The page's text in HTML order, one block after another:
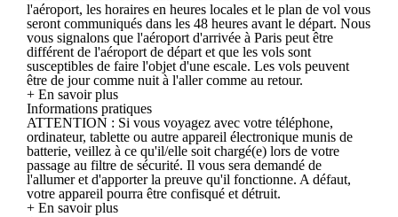
l'aéroport, les horaires en heures locales et le plan de vol vous
seront communiqués dans les 48 heures avant le départ. Nous
vous signalons que l'aéroport d'arrivée à Paris peut être
différent de l'aéroport de départ et que les vols sont
susceptibles de faire l'objet d'une escale. Les vols peuvent
être de jour comme nuit à l'aller comme au retour.
+ En savoir plus
Informations pratiques
ATTENTION : Si vous voyagez avec votre téléphone,
ordinateur, tablette ou autre appareil électronique munis de
batterie, veillez à ce qu'il/elle soit chargé(e) lors de votre
passage au filtre de sécurité. Il vous sera demandé de
l'allumer et d'apporter la preuve qu'il fonctionne. A défaut,
votre appareil pourra être confisqué et détruit.
+ En savoir plus